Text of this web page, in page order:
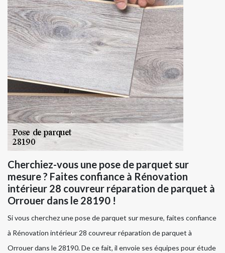
Cherchiez-vous une pose de parquet sur
mesure ? Faites confiance à Rénovation
intérieur 28 couvreur réparation de parquet à
Orrouer dans le 28190 !
Si vous cherchez une pose de parquet sur mesure, faites confiance
à Rénovation intérieur 28 couvreur réparation de parquet à
Orrouer dans le 28190. De ce fait, il envoie ses équipes pour étude